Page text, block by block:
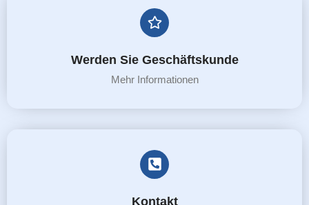
Werden Sie Geschäftskunde
Mehr Informationen
Kontakt